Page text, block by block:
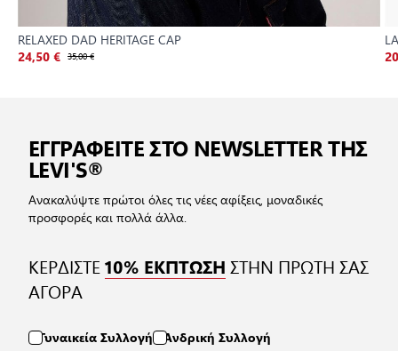
RELAXED DAD HERITAGE CAP
24,50 € 35,00 €
ΕΓΓΡΑΦΕΙΤΕ ΣΤΟ NEWSLETTER ΤΗΣ
LEVI'S®
Ανακαλύψτε πρώτοι όλες τις νέες αφίξεις, μοναδικές
προσφορές και πολλά άλλα.
ΚΕΡΔΙΣΤΕ10% ΕΚΠΤΩΣΗ ΣΤΗΝ ΠΡΩΤΗ ΣΑΣ
ΑΓΟΡΑ
Γυναικεία Συλλογή Ανδρική Συλλογή